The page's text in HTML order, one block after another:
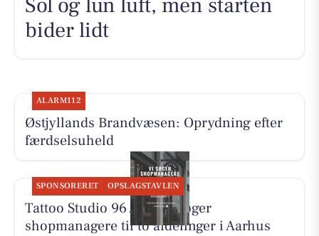
bider lidt
ALARM112
Østjyllands Brandvæsen: Oprydning efter
færdselsuheld
SPONSORERET OPSLAGSTAVLEN
Tattoo Studio 96 Aarhus søger
shopmanagere til to afdelinger i Aarhus